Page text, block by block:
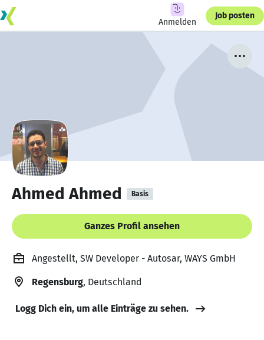
Anmelden
Job posten
Ahmed Ahmed Basis
Ganzes Profil ansehen
Angestellt, SW Developer - Autosar, WAYS GmbH
Regensburg, Deutschland
Logg Dich ein, um alle Einträge zu sehen.